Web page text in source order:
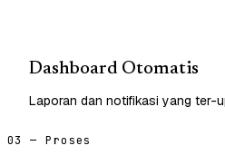
Dashboard Otomatis
Laporan dan notifikasi yang ter-
03 — Proses